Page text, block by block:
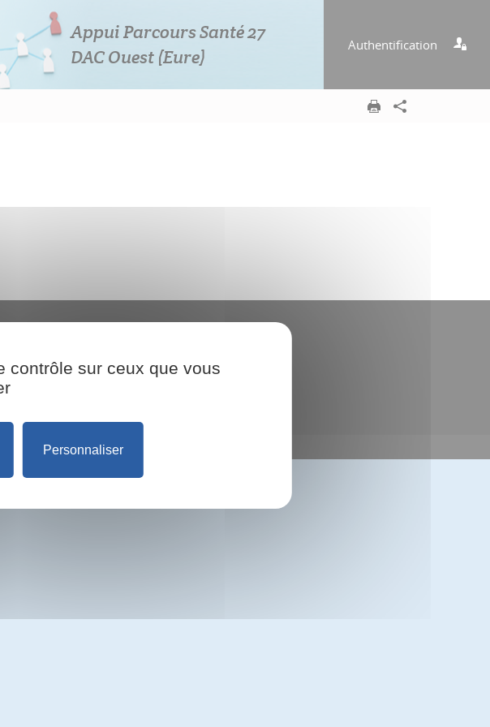
Authentification
Appui Parcours Santé 27
DAC Ouest (Eure)
contrôle sur ceux que vous
Personnaliser